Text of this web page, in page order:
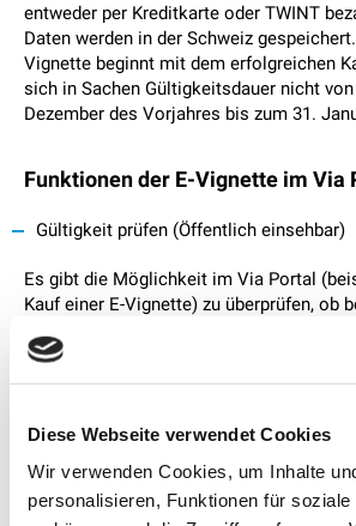
Diese Webseite verwendet Cookies
Wir verwenden Cookies, um Inhalte
personalisieren, Funktionen für soziale
entweder per Kreditkarte oder TWINT
Daten werden in der Schweiz
Vignette beginnt mit dem erfolgreichen
sich in Sachen Gültigkeitsdauer nicht
Dezember des Vorjahres bis zum 31.
Funktionen der E-Vignette im Via
Gültigkeit prüfen (Öffentlich einsehbar)
Es gibt die Möglichkeit im Via Portal
Kauf einer E-Vignette) zu überprüfen, ob
Vignette für ein spezifisches
Dies könnte beispielsweise bei einem
sein. Unter Angabe des
besteht.
welche beim Kauf als «öffentlich
Damit Dritte, wie z.B. Personen mit